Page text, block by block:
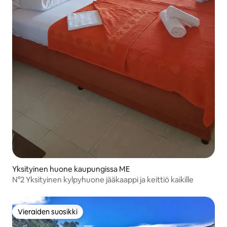
Yksityinen huone kaupungissa ME
N°2 Yksityinen kylpyhuone jääkaappi ja keittiö kaikille
Vieraiden suosikki
Vieraiden suosikki